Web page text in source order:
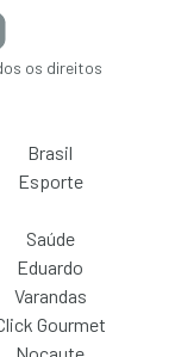
os direitos
Brasil
Esporte
Saúde
Eduardo
Varandas
Gourmet